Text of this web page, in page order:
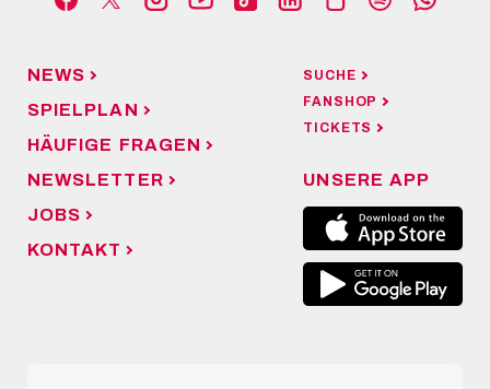
NEWS
SPIELPLAN
HÄUFIGE FRAGEN
NEWSLETTER
JOBS
KONTAKT
SUCHE
FANSHOP
TICKETS
UNSERE APP